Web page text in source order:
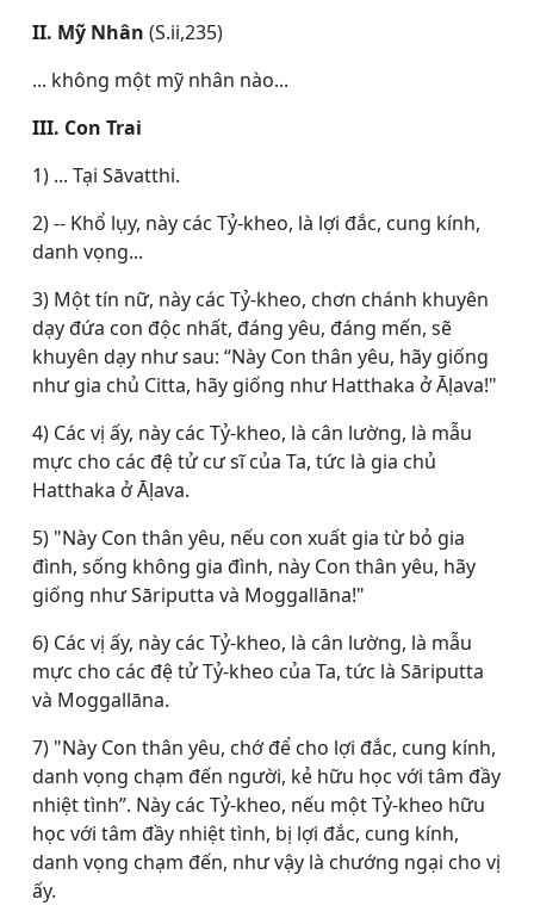
II. Mỹ Nhân (S.ii,235)
... không một mỹ nhân nào...
III. Con Trai
1) ... Tại Sāvatthi.
2) -- Khổ lụy, này các Tỷ-kheo, là lợi đắc, cung kính,
danh vọng...
3) Một tín nữ, này các Tỷ-kheo, chơn chánh khuyên
dạy đứa con độc nhất, đáng yêu, đáng mến, sẽ
khuyên dạy như sau: “Này Con thân yêu, hãy giống
như gia chủ Citta, hãy giống như Hatthaka ở Āḷava!"
4) Các vị ấy, này các Tỷ-kheo, là cân lường, là mẫu
mực cho các đệ tử cư sĩ của Ta, tức là gia chủ
Hatthaka ở Āḷava.
5) "Này Con thân yêu, nếu con xuất gia từ bỏ gia
đình, sống không gia đình, này Con thân yêu, hãy
giống như Sāriputta và Moggallāna!"
6) Các vị ấy, này các Tỷ-kheo, là cân lường, là mẫu
mực cho các đệ tử Tỷ-kheo của Ta, tức là Sāriputta
và Moggallāna.
7) "Này Con thân yêu, chớ để cho lợi đắc, cung kính,
danh vọng chạm đến người, kẻ hữu học với tâm đầy
nhiệt tình”. Này các Tỷ-kheo, nếu một Tỷ-kheo hữu
học với tâm đầy nhiệt tình, bị lợi đắc, cung kính,
danh vọng chạm đến, như vậy là chướng ngại cho vị
ấy.